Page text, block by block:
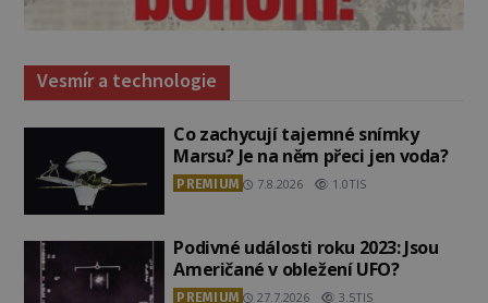
Vesmír a technologie
Co zachycují tajemné snímky
Marsu? Je na něm přeci jen voda?
PREMIUM 7.8.2026 1.0TIS
Podivné události roku 2023: Jsou
Američané v obležení UFO?
PREMIUM 27.7.2026 3.5TIS